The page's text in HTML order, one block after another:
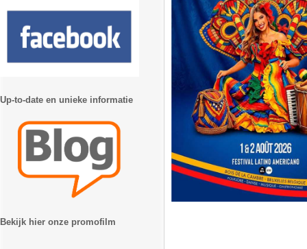
Up-to-date en unieke informatie
Bekijk hier onze promofilm